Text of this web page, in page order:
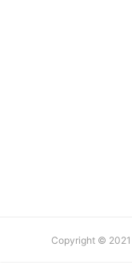
Copyright © 2021